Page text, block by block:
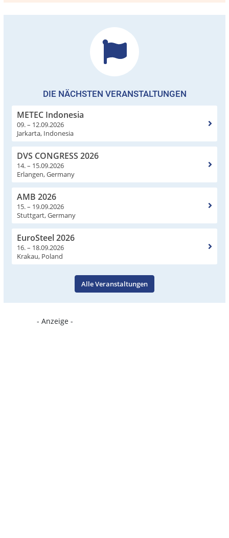
DIE NÄCHSTEN VERANSTALTUNGEN
METEC Indonesia
09. – 12.09.2026
Jarkarta, Indonesia
DVS CONGRESS 2026
14. – 15.09.2026
Erlangen, Germany
AMB 2026
15. – 19.09.2026
Stuttgart, Germany
EuroSteel 2026
16. – 18.09.2026
Krakau, Poland
Alle Veranstaltungen
- Anzeige -